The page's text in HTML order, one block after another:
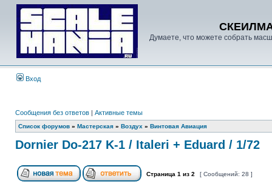
Думаете, что можете собрать
Вход
Сообщения без ответов | Активные темы
Список форумов » Мастерская » Воздух » Винтовая Авиация
Dornier Do-217 K-1 / Italeri + Eduard / 1/72
Страница 1 из 2 [ Сообщений: 28 ]